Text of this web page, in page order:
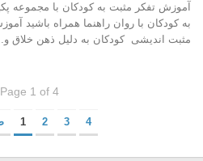
آموزش تفکر مثبت به کودکان با مجموعه
به کودکان با روان راهنما همراه باشید
مثبت اندیشی کودکان به دلیل ذهن خلاق
Page 1 of 4
1 2 3 4